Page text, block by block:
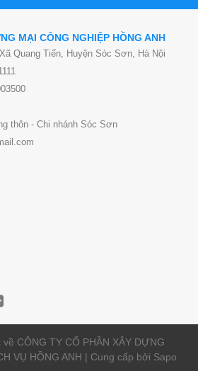
MẠI CÔNG NGHIỆP HỒNG ANH
Quang Tiến, Huyện Sóc Sơn, Hà Nội
thôn - Chi nhánh Sóc Sơn
CÔNG TY CỔ PHẦN XÂY DỰNG
VỤ HỒNG ANH | Cung cấp bởi Sapo